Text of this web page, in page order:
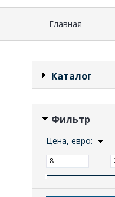
Главная
Каталог
Фильтр
Цена, евро:
—